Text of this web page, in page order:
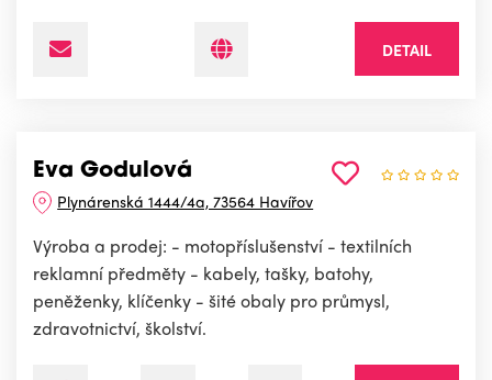
DETAIL
Eva Godulová
Plynárenská 1444/4a, 73564 Havířov
Výroba a prodej: - motopříslušenství - textilních
reklamní předměty - kabely, tašky, batohy,
peněženky, klíčenky - šité obaly pro průmysl,
zdravotnictví, školství.